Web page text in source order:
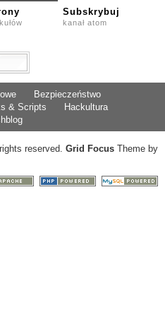
Subskrybuj
kanał atom
Bezpieczeństwo
& Scripts
Hackultura
reserved. Grid Focus Theme by